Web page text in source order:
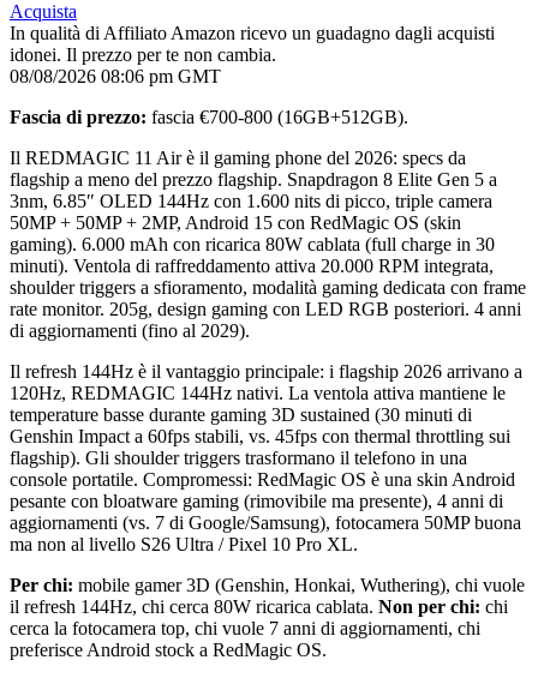
Acquista
In qualità di Affiliato Amazon ricevo un guadagno dagli acquisti
idonei. Il prezzo per te non cambia.
08/08/2026 08:06 pm GMT
Fascia di prezzo: fascia €700-800 (16GB+512GB).
Il REDMAGIC 11 Air è il gaming phone del 2026: specs da
flagship a meno del prezzo flagship. Snapdragon 8 Elite Gen 5 a
3nm, 6.85″ OLED 144Hz con 1.600 nits di picco, triple camera
50MP + 50MP + 2MP, Android 15 con RedMagic OS (skin
gaming). 6.000 mAh con ricarica 80W cablata (full charge in 30
minuti). Ventola di raffreddamento attiva 20.000 RPM integrata,
shoulder triggers a sfioramento, modalità gaming dedicata con frame
rate monitor. 205g, design gaming con LED RGB posteriori. 4 anni
di aggiornamenti (fino al 2029).
Il refresh 144Hz è il vantaggio principale: i flagship 2026 arrivano a
120Hz, REDMAGIC 144Hz nativi. La ventola attiva mantiene le
temperature basse durante gaming 3D sustained (30 minuti di
Genshin Impact a 60fps stabili, vs. 45fps con thermal throttling sui
flagship). Gli shoulder triggers trasformano il telefono in una
console portatile. Compromessi: RedMagic OS è una skin Android
pesante con bloatware gaming (rimovibile ma presente), 4 anni di
aggiornamenti (vs. 7 di Google/Samsung), fotocamera 50MP buona
ma non al livello S26 Ultra / Pixel 10 Pro XL.
Per chi: mobile gamer 3D (Genshin, Honkai, Wuthering), chi vuole
il refresh 144Hz, chi cerca 80W ricarica cablata. Non per chi: chi
cerca la fotocamera top, chi vuole 7 anni di aggiornamenti, chi
preferisce Android stock a RedMagic OS.